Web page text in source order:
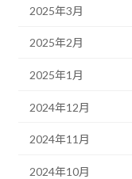
2025年3月
2025年2月
2025年1月
2024年12月
2024年11月
2024年10月